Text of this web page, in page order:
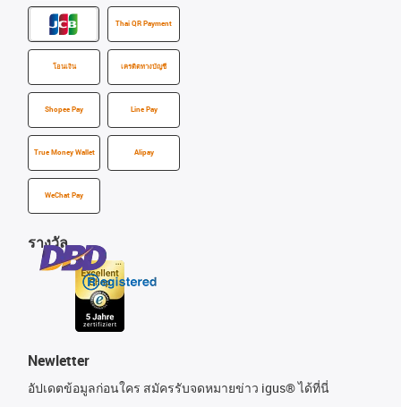
Thai QR Payment
โอนเงิน เครดิตทางบัญชี
Shopee Pay Line Pay
True Money Wallet Alipay
WeChat Pay
รางวัล
Newletter
อัปเดตข้อมูลก่อนใคร สมัครรับจดหมายข่าว igus® ได้ที่นี่